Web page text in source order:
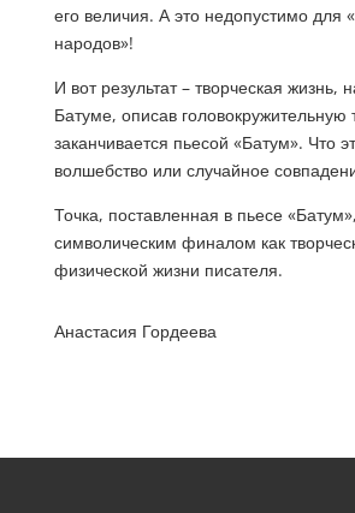
его величия. А это недопустимо для
народов»!
И вот результат – творческая жизнь,
Батуме, описав головокружительную
заканчивается пьесой «Батум». Что
волшебство или случайное
Точка, поставленная в пьесе
символическим финалом как
физической жизни писателя.
Анастасия Гордеева